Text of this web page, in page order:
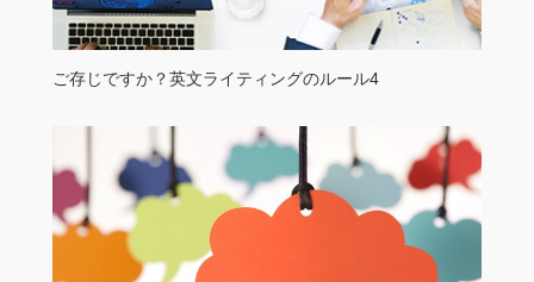
ご存じですか？英文ライティングのルール4